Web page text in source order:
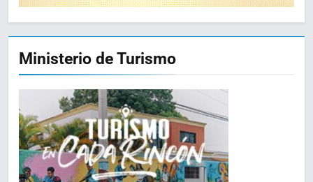
Ministerio de Turismo